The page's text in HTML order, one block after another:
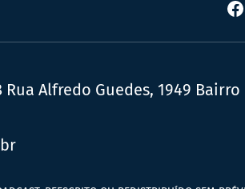
Alfredo Guedes, 1949